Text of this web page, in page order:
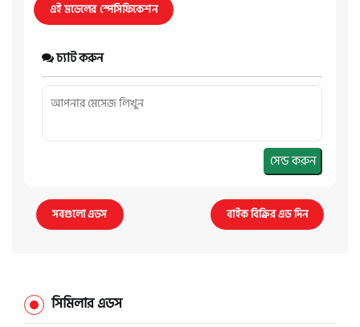
এই মডেলের স্পেসিফিকেশন
চ্যাট করুন
সেন্ড করুন
সবগুলো এডস বাইক বিক্রির এড দিন
সিমিলার এডস